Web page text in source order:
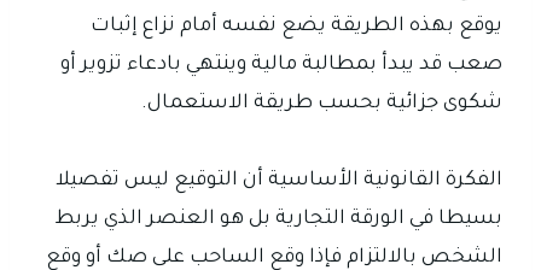
يوقع بهذه الطريقة يضع نفسه أمام نزاع إثبات
صعب قد يبدأ بمطالبة مالية وينتهي بادعاء تزوير أو
شكوى جزائية بحسب طريقة الاستعمال.
الفكرة القانونية الأساسية أن التوقيع ليس تفصيلا
بسيطا في الورقة التجارية بل هو العنصر الذي يربط
الشخص بالالتزام فإذا وقع الساحب على صك أو وقع